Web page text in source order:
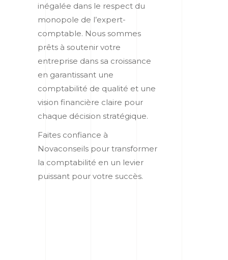
inégalée dans le respect du
monopole de l’expert-
comptable. Nous sommes
prêts à soutenir votre
entreprise dans sa croissance
en garantissant une
comptabilité de qualité et une
vision financière claire pour
chaque décision stratégique.
Faites confiance à
Novaconseils pour transformer
la comptabilité en un levier
puissant pour votre succès.